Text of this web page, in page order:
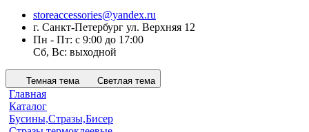
storeaccessories@yandex.ru
г. Санкт-Петербург ул. Верхняя 12
Пн - Пт: с 9:00 до 17:00
Сб, Вс: выходной
Темная тема Светлая тема
Главная
Каталог
Бусины,Стразы,Бисер